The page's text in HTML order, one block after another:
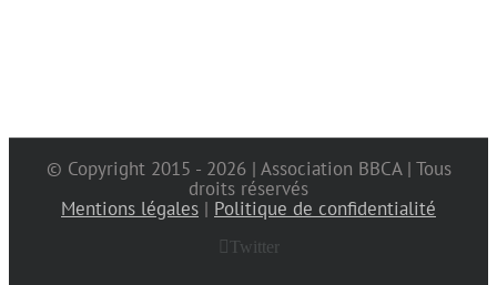
© Copyright 2015 - 2026 | Association BBCA | Tous
droits réservés
Mentions légales | Politique de confidentialité
Twitter